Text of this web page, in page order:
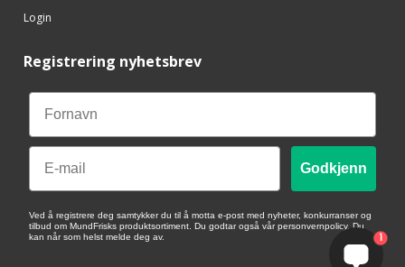
Login
Registrering nyhetsbrev
Email
Godkjenn
Ved å registrere deg samtykker du til å motta e-post med nyheter, konkurranser og
tilbud om MundFrisks produktsortiment. Du godtar også vår personvernpolicy. Du
kan når som helst melde deg av.
1